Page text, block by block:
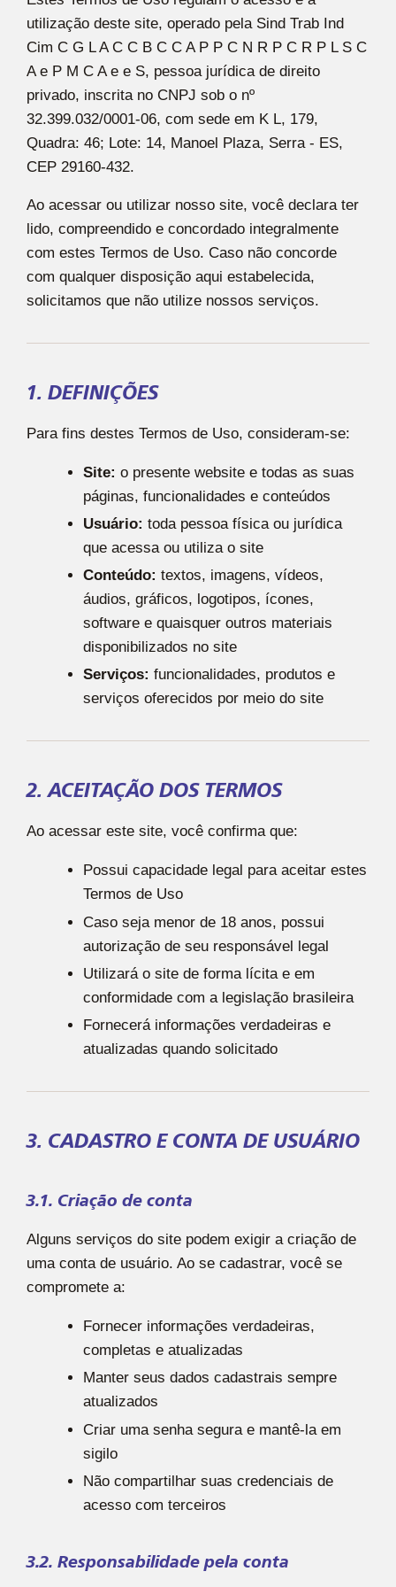
acessar e utilizar os serviços oferecidos.
utilização deste site, operado pela Sind Trab Ind
Cim C G L A C C B C C A P P C N R P C R P L S C
A e P M C A e e S, pessoa jurídica de direito
privado, inscrita no CNPJ sob o nº
32.399.032/0001-06, com sede em K L, 179,
Quadra: 46; Lote: 14, Manoel Plaza, Serra - ES,
CEP 29160-432.
Ao acessar ou utilizar nosso site, você declara ter
lido, compreendido e concordado integralmente
com estes Termos de Uso. Caso não concorde
com qualquer disposição aqui estabelecida,
solicitamos que não utilize nossos serviços.
1. DEFINIÇÕES
Para fins destes Termos de Uso, consideram-se:
Site: o presente website e todas as suas
páginas, funcionalidades e conteúdos
Usuário: toda pessoa física ou jurídica
que acessa ou utiliza o site
Conteúdo: textos, imagens, vídeos,
áudios, gráficos, logotipos, ícones,
software e quaisquer outros materiais
disponibilizados no site
Serviços: funcionalidades, produtos e
serviços oferecidos por meio do site
2. ACEITAÇÃO DOS TERMOS
Ao acessar este site, você confirma que:
Possui capacidade legal para aceitar estes
Termos de Uso
Caso seja menor de 18 anos, possui
autorização de seu responsável legal
Utilizará o site de forma lícita e em
conformidade com a legislação brasileira
Fornecerá informações verdadeiras e
atualizadas quando solicitado
3. CADASTRO E CONTA DE USUÁRIO
3.1. Criação de conta
Alguns serviços do site podem exigir a criação de
uma conta de usuário. Ao se cadastrar, você se
compromete a:
Fornecer informações verdadeiras,
completas e atualizadas
Manter seus dados cadastrais sempre
atualizados
Criar uma senha segura e mantê-la em
sigilo
Não compartilhar suas credenciais de
acesso com terceiros
3.2. Responsabilidade pela conta